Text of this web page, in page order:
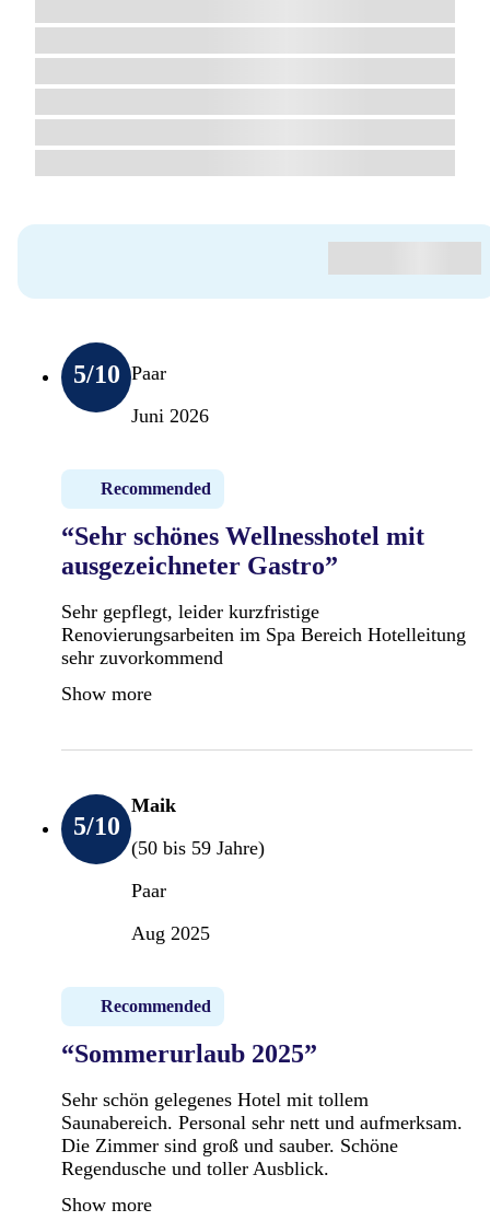
5/10 Paar
Juni 2026
Recommended
“Sehr schönes Wellnesshotel mit
ausgezeichneter Gastro”
Sehr gepflegt, leider kurzfristige
Renovierungsarbeiten im Spa Bereich Hotelleitung
sehr zuvorkommend
Show more
5/10
Maik
(50 bis 59 Jahre)
Paar
Aug 2025
Recommended
“Sommerurlaub 2025”
Sehr schön gelegenes Hotel mit tollem
Saunabereich. Personal sehr nett und aufmerksam.
Die Zimmer sind groß und sauber. Schöne
Regendusche und toller Ausblick.
Show more